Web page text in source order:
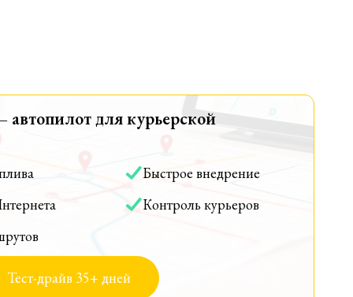
для курьерской
Быстрое внедрение
Контроль курьеров
Тест-драйв 35+ дней